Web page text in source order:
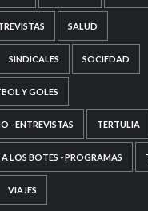
SALUD
SINDICALES SOCIEDAD
Y GOLES
- ENTREVISTAS TERTULIA
LOS BOTES - PROGRAMAS
VIAJES